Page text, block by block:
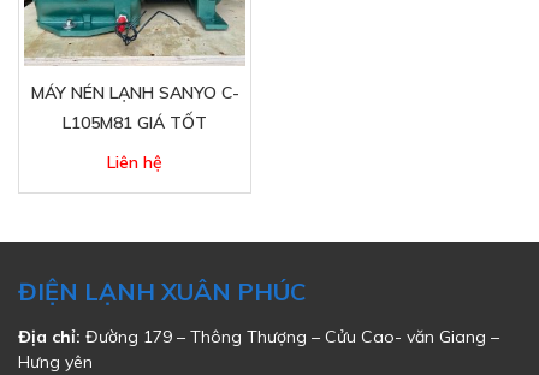
MÁY NÉN LẠNH SANYO C-
L105M81 GIÁ TỐT
Liên hệ
ĐIỆN LẠNH XUÂN PHÚC
Địa chỉ: Đường 179 – Thông Thượng – Cửu Cao- văn Giang –
Hưng yên